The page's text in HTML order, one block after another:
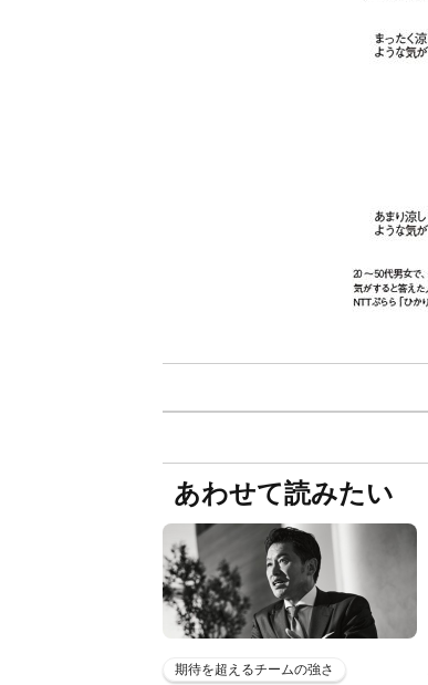
あわせて読みたい
期待を超えるチームの強さ